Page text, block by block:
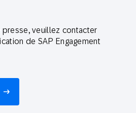
veuillez contacter
de SAP Engagement